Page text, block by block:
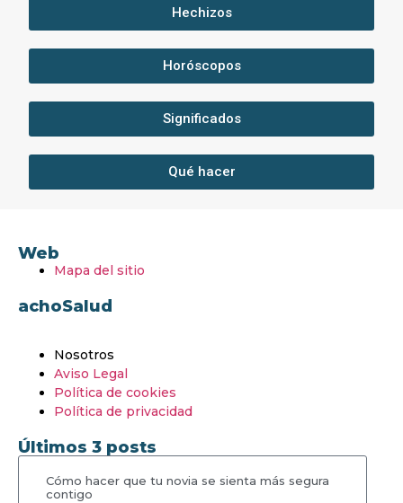
Hechizos
Horóscopos
Significados
Qué hacer
Web
Mapa del sitio
achoSalud
Nosotros
Aviso Legal
Política de cookies
Política de privacidad
Últimos 3 posts
Cómo hacer que tu novia se sienta más segura
contigo